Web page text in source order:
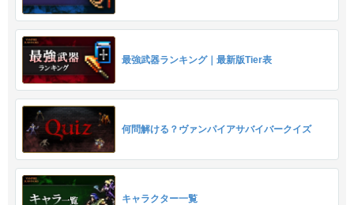
最強武器ランキング｜最新版Tier表
何問解ける？ヴァンパイアサバイバークイズ
キャラクター一覧